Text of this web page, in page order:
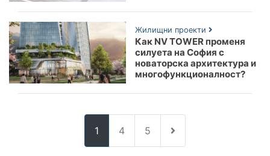
Жилищни проекти
Как NV TOWER променя
силуета на София с
новаторска архитектура и
многофункционалност?
1 4 5